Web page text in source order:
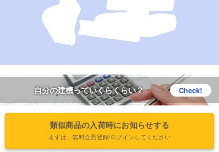
自分の建機っていくらくらい？ Check!
類似商品の入荷時にお知らせする
まずは、無料会員登録/ログインしてください